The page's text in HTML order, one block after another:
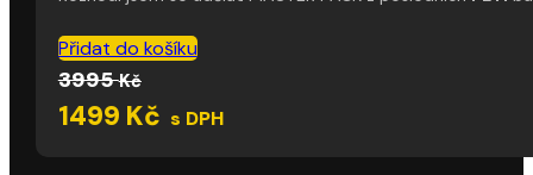
Přidat do košíku
3995Kč
Původní
cena
byla:
1499 Kč
Aktuální
cena
je:
s DPH